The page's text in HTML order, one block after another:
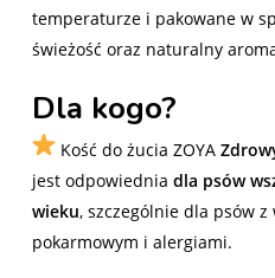
temperaturze i pakowane w
świeżość oraz naturalny
Dla kogo?
Kość do żucia ZOYA
jest odpowiednia dla psów
wieku, szczególnie dla psów
pokarmowym i alergiami.